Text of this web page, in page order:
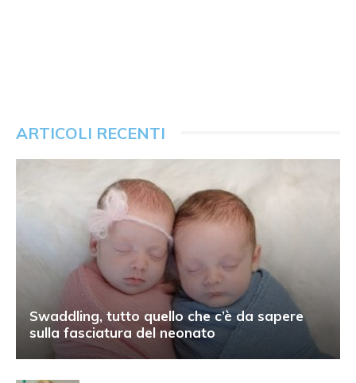
ARTICOLI RECENTI
Swaddling, tutto quello che c’è da sapere
sulla fasciatura del neonato